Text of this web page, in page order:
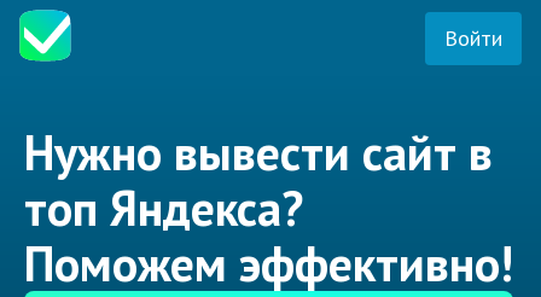
Войти
Нужно вывести сайт в
топ Яндекса?
Поможем эффективно!